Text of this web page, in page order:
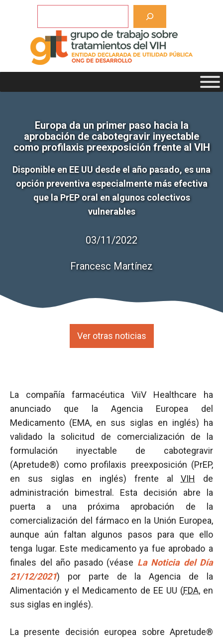
Europa da un primer paso hacia la
aprobación de cabotegravir inyectable
como profilaxis preexposición frente al VIH
Disponible en EE UU desde el año pasado, es una
opción preventiva especialmente más efectiva
que la PrEP oral en algunos colectivos
vulnerables
03/11/2022
Francesc Martínez
Ver otras noticias
La compañía farmacéutica ViiV Healthcare ha
anunciado que la Agencia Europea del
Medicamento (EMA, en sus siglas en inglés) ha
validado la solicitud de comercialización de la
formulación inyectable de cabotegravir
(Apretude®) como profilaxis preexposición (PrEP,
en sus siglas en inglés) frente alVIH
de
administración bimestral. Esta decisión abre la
puerta a una próxima aprobación de la
comercialización del fármaco en la Unión Europea,
aunque aún faltan algunos pasos para que ello
tenga lugar. Este medicamento ya fue aprobado a
finales del año pasado (véase La Noticia del Día
21/12/2021) por parte de la Agencia de la
Alimentación y el Medicamento de EE UU (FDA, en
sus siglas en inglés).
La presente decisión europea sobre Apretude®